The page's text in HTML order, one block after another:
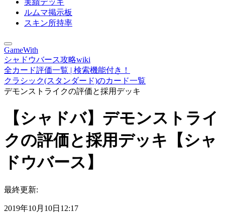
実績デッキ
ルムマ掲示板
スキン所持率
GameWith
シャドウバース攻略wiki
全カード評価一覧 | 検索機能付き！
クラシック(スタンダード)のカード一覧
デモンストライクの評価と採用デッキ
【シャドバ】デモンストライ
クの評価と採用デッキ【シャ
ドウバース】
最終更新:
2019年10月10日12:17